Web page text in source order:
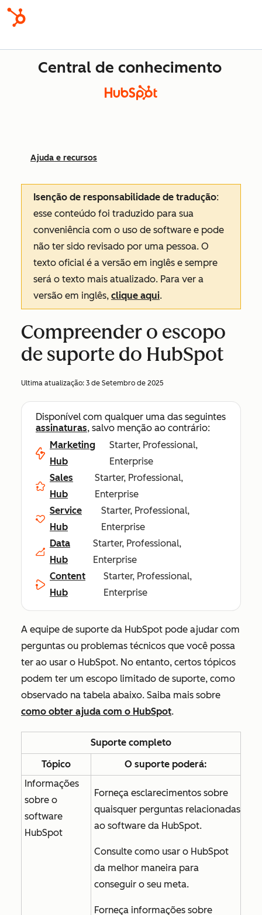
Central de conhecimento
Ajuda e recursos
Isenção de responsabilidade de tradução:
esse conteúdo foi traduzido para sua
conveniência com o uso de software e pode
não ter sido revisado por uma pessoa. O
texto oficial é a versão em inglês e sempre
será o texto mais atualizado. Para ver a
versão em inglês, clique aqui.
Compreender o escopo
de suporte do HubSpot
Ultima atualização: 3 de Setembro de 2025
Disponível com qualquer uma das seguintes
assinaturas, salvo menção ao contrário:
Marketing
Hub
Starter, Professional,
Enterprise
Sales
Hub
Starter, Professional,
Enterprise
Service
Hub
Starter, Professional,
Enterprise
Data
Hub
Starter, Professional,
Enterprise
Content
Hub
Starter, Professional,
Enterprise
A equipe de suporte da HubSpot pode ajudar com
perguntas ou problemas técnicos que você possa
ter ao usar o HubSpot. No entanto, certos tópicos
podem ter um escopo limitado de suporte, como
observado na tabela abaixo. Saiba mais sobre
como obter ajuda com o HubSpot.
Suporte completo
Tópico
O suporte poderá:
Informações
sobre o
software
HubSpot
Forneça esclarecimentos sobre
quaisquer perguntas relacionadas
ao software da HubSpot.
Consulte como usar o HubSpot
da melhor maneira para
conseguir o seu meta.
Forneça informações sobre